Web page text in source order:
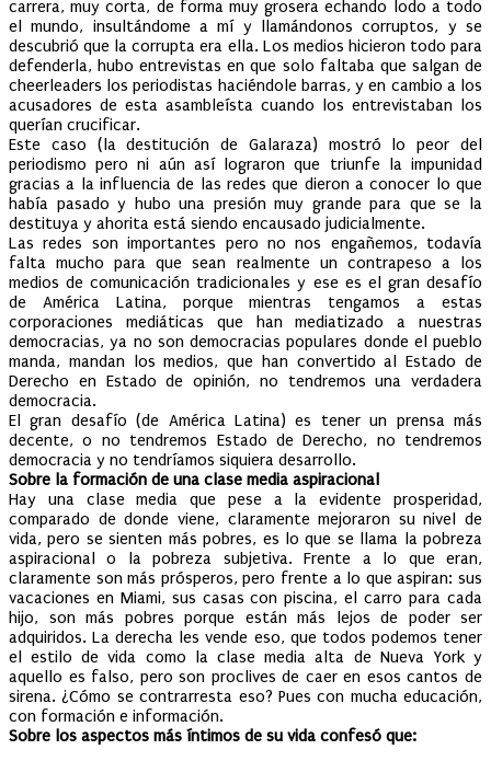
carrera, muy corta, de forma muy grosera echando lodo a todo
el mundo, insultándome a mí y llamándonos corruptos, y se
descubrió que la corrupta era ella. Los medios hicieron todo para
defenderla, hubo entrevistas en que solo faltaba que salgan de
cheerleaders los periodistas haciéndole barras, y en cambio a los
acusadores de esta asambleísta cuando los entrevistaban los
querían crucificar.
Este caso (la destitución de Galaraza) mostró lo peor del
periodismo pero ni aún así lograron que triunfe la impunidad
gracias a la influencia de las redes que dieron a conocer lo que
había pasado y hubo una presión muy grande para que se la
destituya y ahorita está siendo encausado judicialmente.
Las redes son importantes pero no nos engañemos, todavía
falta mucho para que sean realmente un contrapeso a los
medios de comunicación tradicionales y ese es el gran desafío
de América Latina, porque mientras tengamos a estas
corporaciones mediáticas que han mediatizado a nuestras
democracias, ya no son democracias populares donde el pueblo
manda, mandan los medios, que han convertido al Estado de
Derecho en Estado de opinión, no tendremos una verdadera
democracia.
El gran desafío (de América Latina) es tener un prensa más
decente, o no tendremos Estado de Derecho, no tendremos
democracia y no tendríamos siquiera desarrollo.
Sobre la formación de una clase media aspiracional
Hay una clase media que pese a la evidente prosperidad,
comparado de donde viene, claramente mejoraron su nivel de
vida, pero se sienten más pobres, es lo que se llama la pobreza
aspiracional o la pobreza subjetiva. Frente a lo que eran,
claramente son más prósperos, pero frente a lo que aspiran: sus
vacaciones en Miami, sus casas con piscina, el carro para cada
hijo, son más pobres porque están más lejos de poder ser
adquiridos. La derecha les vende eso, que todos podemos tener
el estilo de vida como la clase media alta de Nueva York y
aquello es falso, pero son proclives de caer en esos cantos de
sirena. ¿Cómo se contrarresta eso? Pues con mucha educación,
con formación e información.
Sobre los aspectos más íntimos de su vida confesó que: